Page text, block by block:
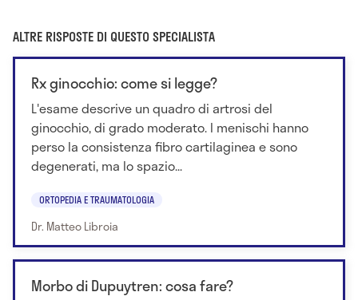
ALTRE RISPOSTE DI QUESTO SPECIALISTA
Rx ginocchio: come si legge?
L'esame descrive un quadro di artrosi del
ginocchio, di grado moderato. I menischi hanno
perso la consistenza fibro cartilaginea e sono
degenerati, ma lo spazio...
ORTOPEDIA E TRAUMATOLOGIA
Dr. Matteo Libroia
Morbo di Dupuytren: cosa fare?